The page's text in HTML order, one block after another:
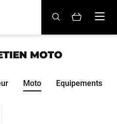
MOTO
Moto Equipements